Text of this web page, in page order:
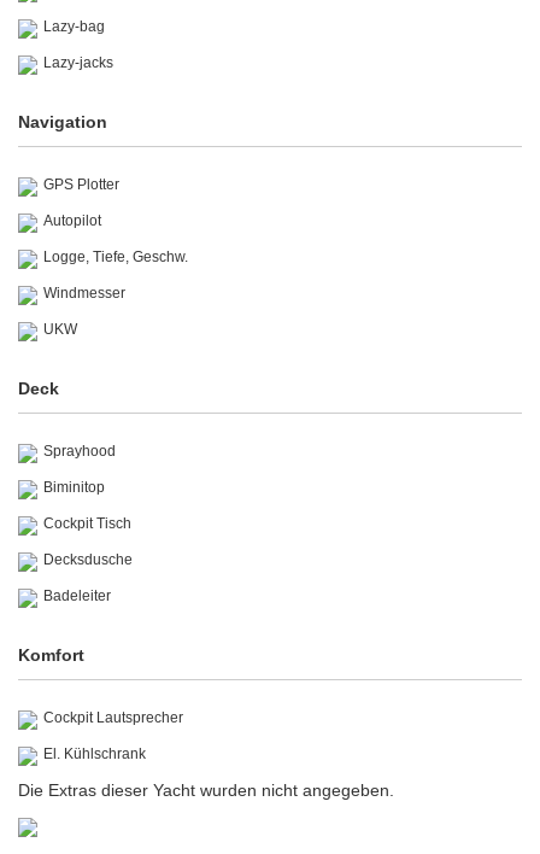
Lazy-bag
Lazy-jacks
Navigation
GPS Plotter
Autopilot
Logge, Tiefe, Geschw.
Windmesser
UKW
Deck
Sprayhood
Biminitop
Cockpit Tisch
Decksdusche
Badeleiter
Komfort
Cockpit Lautsprecher
El. Kühlschrank
Die Extras dieser Yacht wurden nicht angegeben.